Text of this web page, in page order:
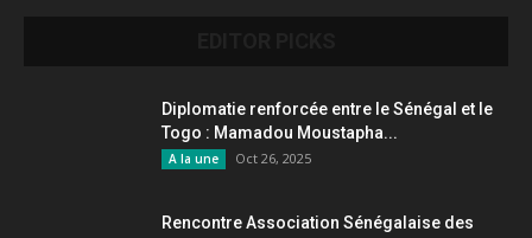
Diplomatie renforcée entre le Sénégal et le
Togo : Mamadou Moustapha...
A la une Oct 26, 2025
Rencontre Association Sénégalaise des